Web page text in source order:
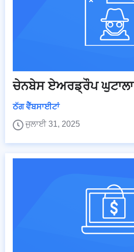
ਚੇਨਬੇਸ ਏਅਰਡ੍ਰੌਪ ਘੁਟਾਲਾ
ਠੱਗ ਵੈੱਬਸਾਈਟਾਂ
ਜੁਲਾਈ 31, 2025